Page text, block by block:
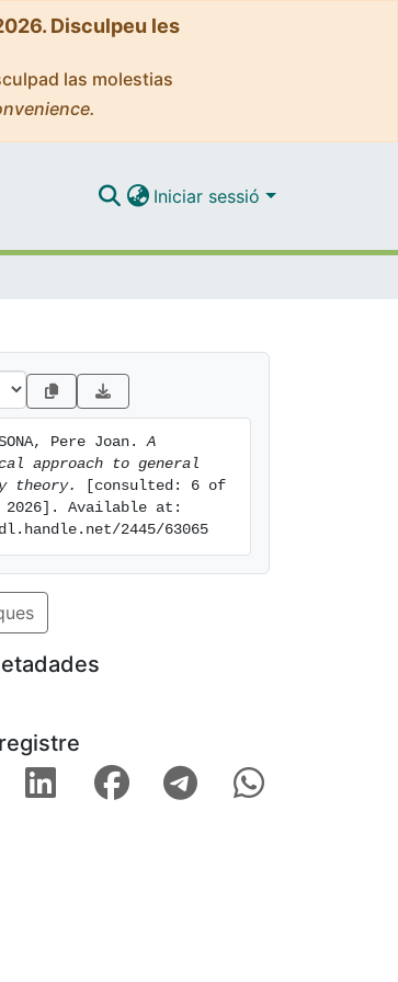
Disculpeu les
las molestias
Iniciar sessió
Pere Joan. A
approach to general
theory.
[consulted: 6 of
2026]. Available at:
2445/63065